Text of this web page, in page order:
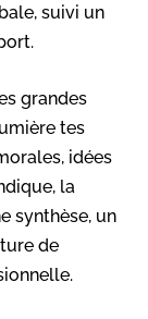
suivi un
grandes
tes
idées
la
synthèse, un
de